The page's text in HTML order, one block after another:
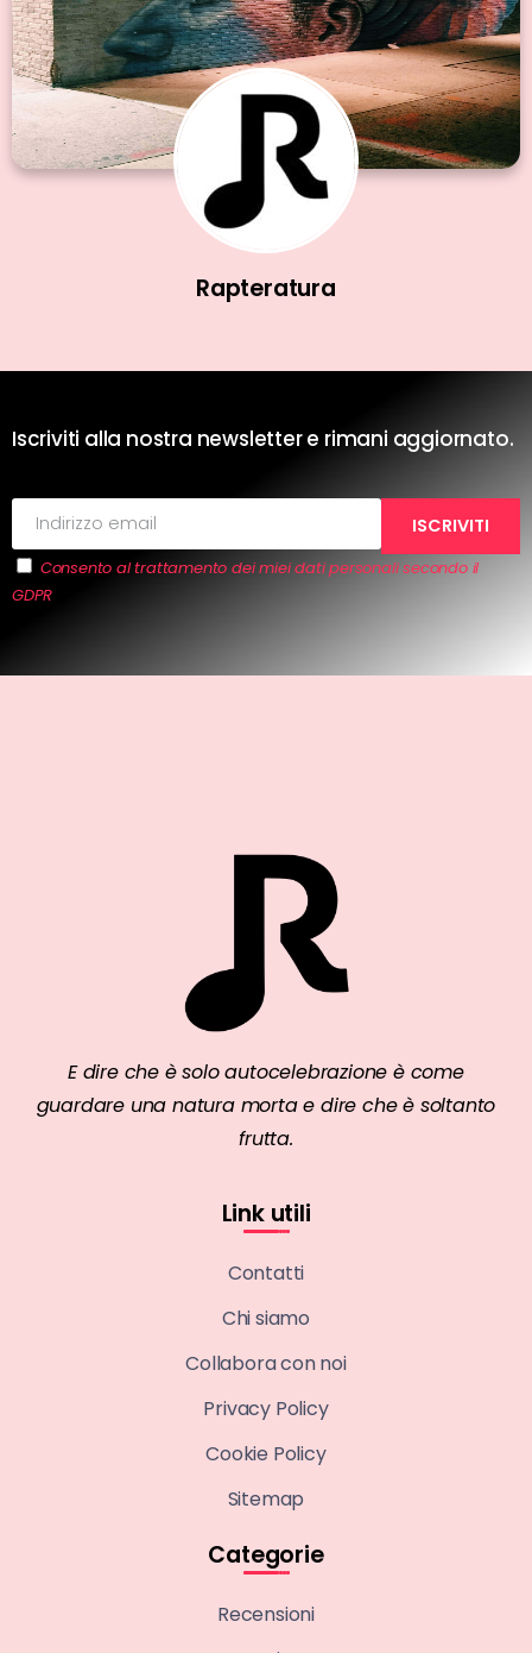
Rapteratura
Iscriviti alla nostra newsletter e rimani aggiornato.
Consento al trattamento dei miei dati personali secondo il
GDPR
E dire che è solo autocelebrazione è come
guardare una natura morta e dire che è soltanto
frutta.
Link utili
Contatti
Chi siamo
Collabora con noi
Privacy Policy
Cookie Policy
Sitemap
Categorie
Recensioni